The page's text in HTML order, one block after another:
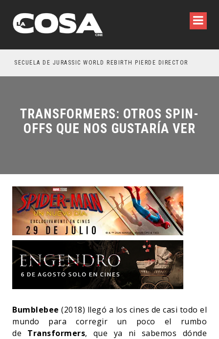
SECUELA DE JURASSIC WORLD REBIRTH PIERDE DIRECTOR
TRANSFORMERS: OTROS SPIN-
OFFS QUE NOS GUSTARÍA VER
Bumblebee (2018) llegó a los cines de casi todo el
mundo para corregir un poco el rumbo
de Transformers, que ya ni sabemos dónde